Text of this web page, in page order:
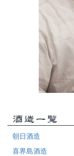
朝日酒造
喜界島酒造